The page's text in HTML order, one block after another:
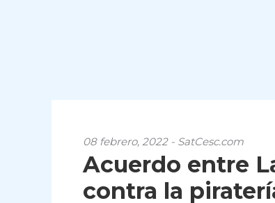
08 febrero, 2022 - SatCesc.com
Acuerdo entre
contra la